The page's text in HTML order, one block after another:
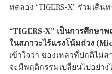
ทดลอง “TIGERS-X” ร่วมเดิ
“TIGERS-X” เป็นการศึกษา
ในสภาวะไร้แรงโน้มถ่วง
เข้าใจว่า ของเหลวที่ปกติไม่
จะมีพฤติกรรมเปลี่ยนไปอย่าง